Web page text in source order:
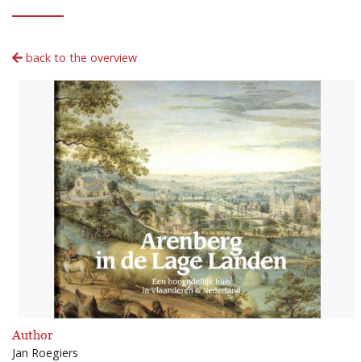
back to the overview
Author
Jan Roegiers